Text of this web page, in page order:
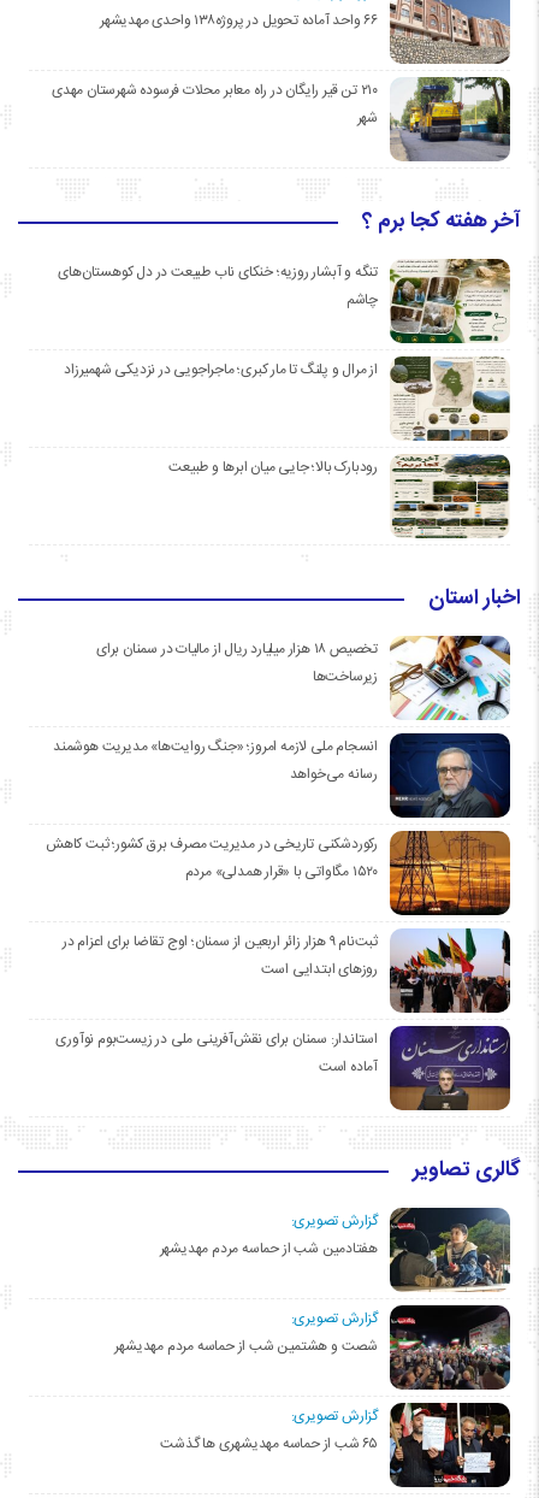
۶۶ واحد آماده تحویل در پروژه۱۳۸ واحدی مهدیشهر
۲۱۰ تن قیر رایگان در راه معابر محلات فرسوده شهرستان مهدی
شهر
آخر هفته کجا برم ؟
تنگه و آبشار روزیه؛ خنکای ناب طبیعت در دل کوهستان‌های
چاشم
از مرال و پلنگ تا مار کبری؛ ماجراجویی در نزدیکی شهمیرزاد
رودبارک بالا؛ جایی میان ابرها و طبیعت
اخبار استان
تخصیص ۱۸ هزار میلیارد ریال از مالیات در سمنان برای
زیرساخت‌ها
انسجام ملی لازمه امروز؛ «جنگ روایت‌ها» مدیریت هوشمند
رسانه می‌خواهد
رکوردشکنی تاریخی در مدیریت مصرف برق کشور؛ ثبت کاهش
۱۵۲۰ مگاواتی با «قرار همدلی» مردم
ثبت‌نام ۹ هزار زائر اربعین از سمنان؛ اوج تقاضا برای اعزام در
روزهای ابتدایی است
استاندار: سمنان برای نقش‌آفرینی ملی در زیست‌بوم نوآوری
آماده است
گالری تصاویر
گزارش تصویری:
هفتادمین شب از حماسه مردم مهدیشهر
گزارش تصویری:
شصت و هشتمین شب از حماسه مردم مهدیشهر
گزارش تصویری:
۶۵ شب از حماسه مهدیشهری ها گذشت